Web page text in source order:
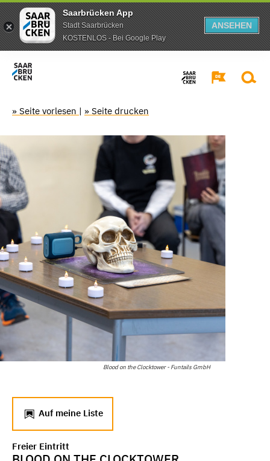
Saarbrücken App
Stadt Saarbrücken
KOSTENLOS - Bei Google Play
ANSEHEN
» Seite vorlesen | » Seite drucken
Blood on the Clocktower - Funtails GmbH
Auf meine Liste
Freier Eintritt